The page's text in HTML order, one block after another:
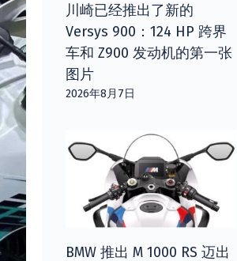
川崎已经推出了新的
Versys 900：124 HP 跨界
车和 Z900 发动机的第一张
图片
2026年8月7日
BMW 推出 M 1000 RS 迈出